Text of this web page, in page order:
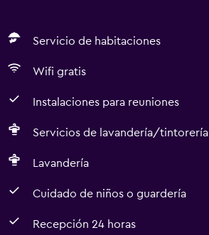
Servicio de habitaciones
Wifi gratis
Instalaciones para reuniones
Servicios de lavandería/tintorería
Lavandería
Cuidado de niños o guardería
Recepción 24 horas